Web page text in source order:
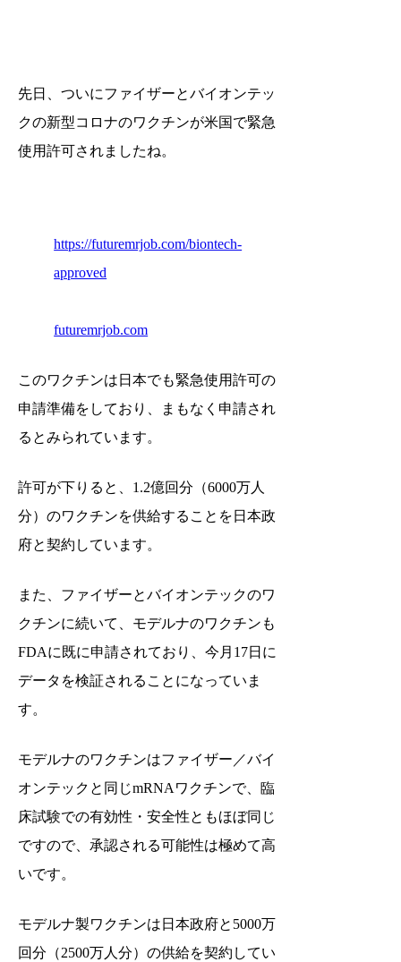
先日、ついにファイザーとバイオンテッ
クの新型コロナのワクチンが米国で緊急
使用許可されましたね。
https://futuremrjob.com/biontech-
approved
futuremrjob.com
このワクチンは日本でも緊急使用許可の
申請準備をしており、まもなく申請され
るとみられています。
許可が下りると、1.2億回分（6000万人
分）のワクチンを供給することを日本政
府と契約しています。
また、ファイザーとバイオンテックのワ
クチンに続いて、モデルナのワクチンも
FDAに既に申請されており、今月17日に
データを検証されることになっていま
す。
モデルナのワクチンはファイザー／バイ
オンテックと同じmRNAワクチンで、臨
床試験での有効性・安全性ともほぼ同じ
ですので、承認される可能性は極めて高
いです。
モデルナ製ワクチンは日本政府と5000万
回分（2500万人分）の供給を契約してい